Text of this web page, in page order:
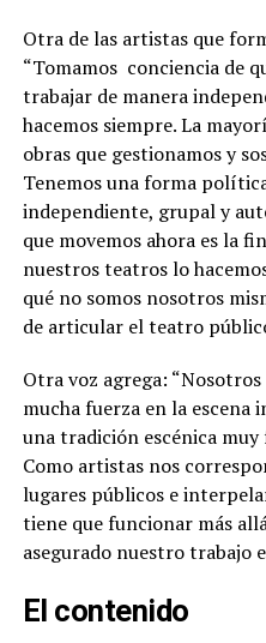
Otra de las artistas que
“Tomamos conciencia de
trabajar de manera
hacemos siempre.La
obras que gestionamos y
Tenemos una forma
independiente, grupal y
que movemos ahora es la
nuestros teatros lo
qué no somos nosotros
de articular el teatro
Otra voz agrega:
mucha fuerza en la escena
una tradición escénica
Como artistas nos
lugares públicos e
tiene que funcionar más
asegurado nuestro trabajo
El contenido